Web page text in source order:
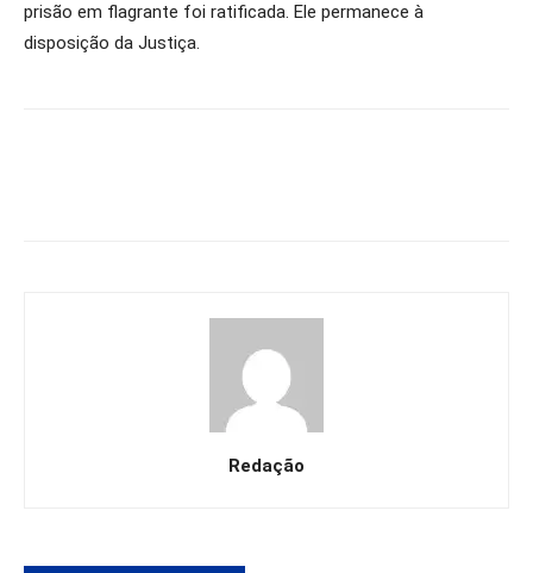
prisão em flagrante foi ratificada. Ele permanece à
disposição da Justiça.
Redação